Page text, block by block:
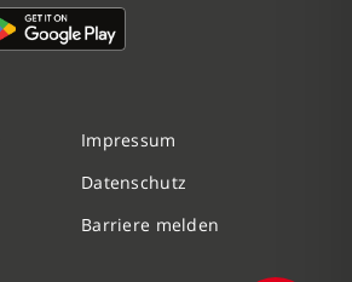
Nachricht schreiben
Initiativbewerbung
Personalanfrage
Impressum
Datenschutz
Barriere melden